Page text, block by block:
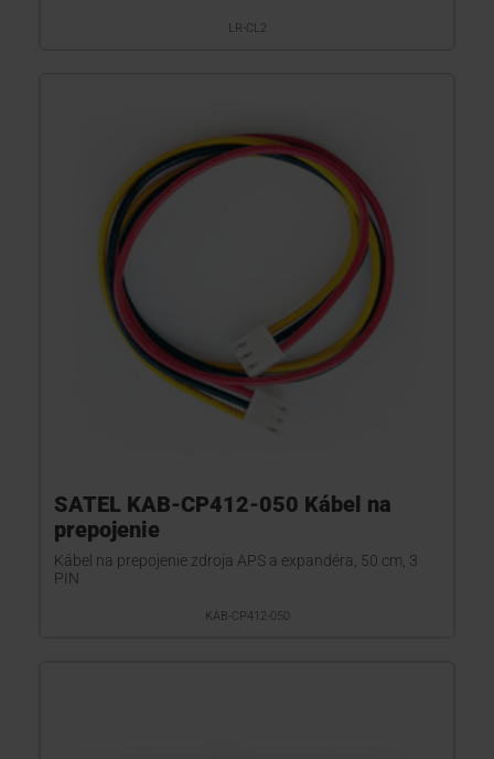
LR-CL2
SATEL KAB-CP412-050 Kábel na
prepojenie
Kábel na prepojenie zdroja APS a expandéra, 50 cm, 3
PIN
KAB-CP412-050